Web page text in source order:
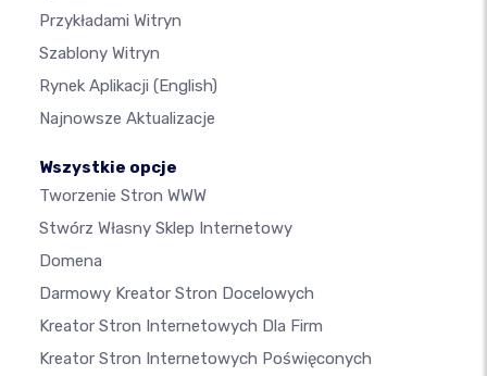
Przykładami Witryn
Szablony Witryn
Rynek Aplikacji (English)
Najnowsze Aktualizacje
Wszystkie opcje
Tworzenie Stron WWW
Stwórz Własny Sklep Internetowy
Domena
Darmowy Kreator Stron Docelowych
Kreator Stron Internetowych Dla Firm
Kreator Stron Internetowych Poświęconych